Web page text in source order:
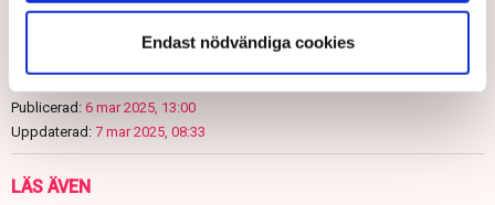
Endast nödvändiga cookies
Publicerad: 6 mar 2025, 13:00
Uppdaterad: 7 mar 2025, 08:33
LÄS ÄVEN